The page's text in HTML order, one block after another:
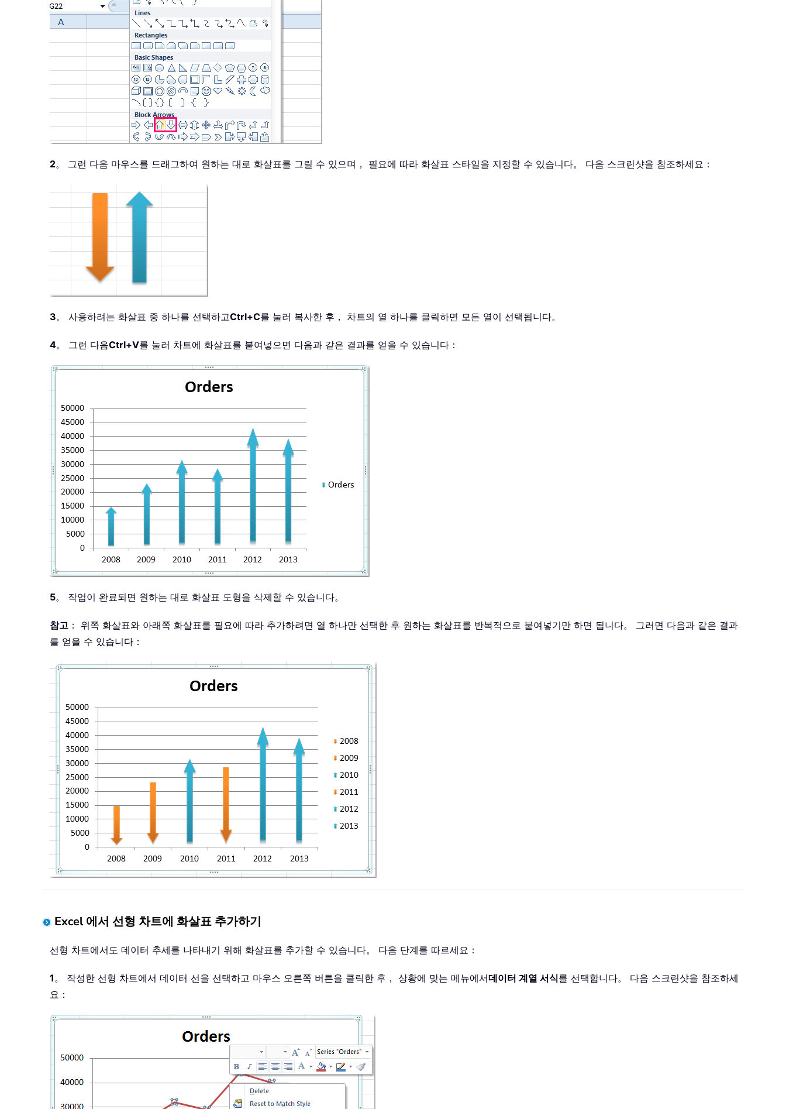
2。 그런 다음 마우스를 드래그하여 원하는 대로 화살표를 그릴 수 있으며， 필요에 따라 화살표 스타일을 지정할 수 있습니다。 다음 스크린샷을 참조하세요：
3。 사용하려는 화살표 중 하나를 선택하고Ctrl+C를 눌러 복사한 후， 차트의 열 하나를 클릭하면 모든 열이 선택됩니다。
4。 그런 다음Ctrl+V를 눌러 차트에 화살표를 붙여넣으면 다음과 같은 결과를 얻을 수 있습니다：
5。 작업이 완료되면 원하는 대로 화살표 도형을 삭제할 수 있습니다。
참고 ： 위쪽 화살표와 아래쪽 화살표를 필요에 따라 추가하려면 열 하나만 선택한 후 원하는 화살표를 반복적으로 붙여넣기만 하면 됩니다。 그러면 다음과 같은 결과
를 얻을 수 있습니다：
Excel 에서 선형 차트에 화살표 추가하기
선형 차트에서도 데이터 추세를 나타내기 위해 화살표를 추가할 수 있습니다。 다음 단계를 따르세요：
1。 작성한 선형 차트에서 데이터 선을 선택하고 마우스 오른쪽 버튼을 클릭한 후， 상황에 맞는 메뉴에서데이터 계열 서식를 선택합니다。 다음 스크린샷을 참조하세
요：